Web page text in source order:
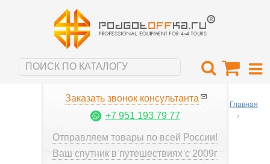
Заказать звонок консультанта
+7 951 193 79 77
Отправляем товары по всей России!
Ваш спутник в путешествиях с 2009г
Главная